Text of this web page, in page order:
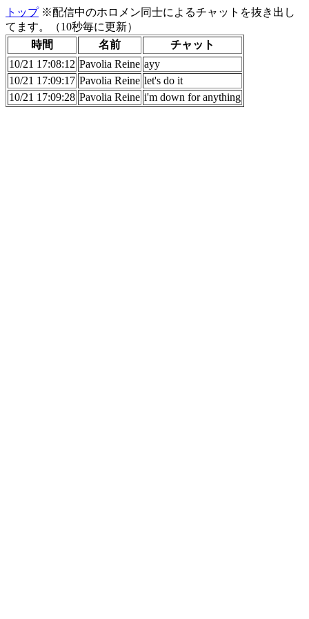
トップ※配信中のホロメン同士によるチャットを抜き出し
てます。（10秒毎に更新）
時間
名前
チャット
10/21 17:08:12 Pavolia Reine ayy
10/21 17:09:17 Pavolia Reine let's do it
10/21 17:09:28 Pavolia Reine i'm down for anything